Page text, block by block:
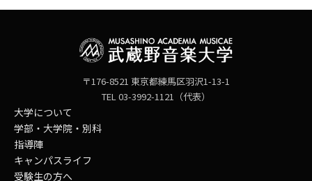
〒176-8521 東京都練馬区羽沢1-13-1
TEL 03-3992-1121（代表）
大学について
学部・大学院・別科
指導陣
キャンパスライフ
受験生の方へ